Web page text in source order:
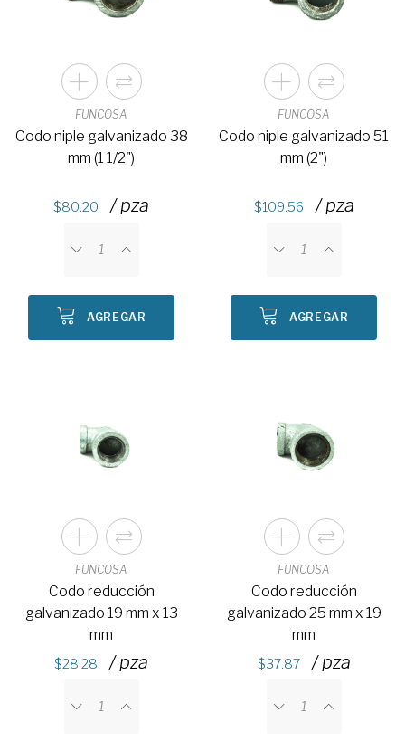
FUNCOSA
Codo niple galvanizado 38
mm (1 1/2")
80.20 / pza
AGREGAR
FUNCOSA
Codo niple galvanizado 51
mm (2")
109.56 / pza
AGREGAR
FUNCOSA
Codo reducción
galvanizado 19 mm x 13
mm
28.28 / pza
FUNCOSA
Codo reducción
galvanizado 25 mm x 19
mm
37.87 / pza